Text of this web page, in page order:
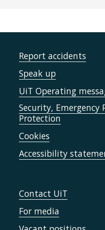
Report accidents
Speak up
UiT Operating
Security, Emergency
Protection
Cookies
Accessibility
Contact UiT
For media